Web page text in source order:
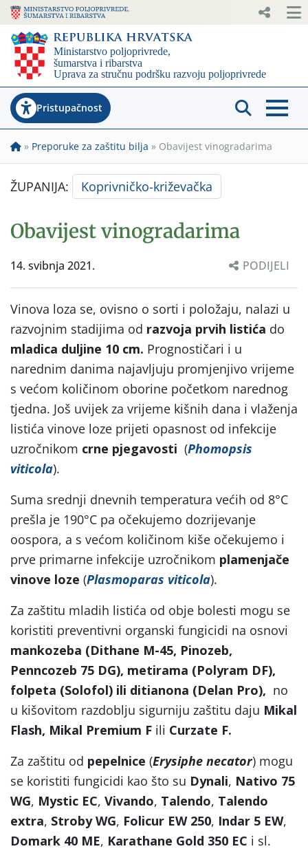
Pristupačnost
» Preporuke za zaštitu bilja » Obavijest vinogradarima
ŽUPANIJA: Koprivničko-križevačka
Obavijest vinogradarima
14. svibnja 2021. PODIJELI
Vinova loza se, ovisno o sorti i položaju, nalazi u
razvojnim stadijima od razvoja prvih listića do
mladica duljine 10 cm. Prognostičari i u
narednim danima najavljuju promjenjivo vrijeme
s većom količinom oborine početkom narednog
tjedna. Još uvijek za vrijeme kišnih dana i vlaženja
listića vinove loze prijeti opasnost od infekcije
uzročnikom crne pjegavosti (Phomopsis
viticola).
Suma srednji dnevnih temperatura većih od 8°C
prešla je 190°C pa očekujemo dozrijevanje
oospora, a s većom količinom kiše očekujemo i
prve primarne infekcije uzročnikom plamenjače
vinove loze (Plasmoparas viticola).
Za zaštitu mladih listića od obje bolesti mogu se
koristiti preventivni organski fungicidi na osnovi
mankozeba (Dithane M-45, Pinozeb,
Penncozeb 75 DG), metirama (Polyram DF),
folpeta (Solofol) ili ditianona (Delan Pro), no
u kišovitom razdoblju sigurniju zaštitu daju Mikal
Flash, Mikal Premium F ili Curzate F.
Za zaštitu od pepelnice (Erysiphe necator) mogu
se koristiti fungicidi kao što su Dynali, Nativo 75
WG, Mystic EC, Vivando, Talendo, Talendo
extra, Stroby WG, Folicur EW 250, Indar 5 EW,
Domark 40 ME, Karathane Gold 350 EC i sl.